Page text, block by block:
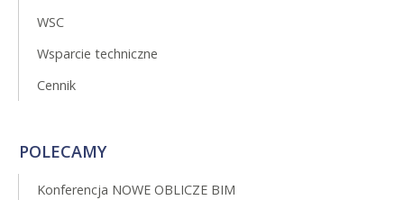
WSC
Wsparcie techniczne
Cennik
POLECAMY
Konferencja NOWE OBLICZE BIM